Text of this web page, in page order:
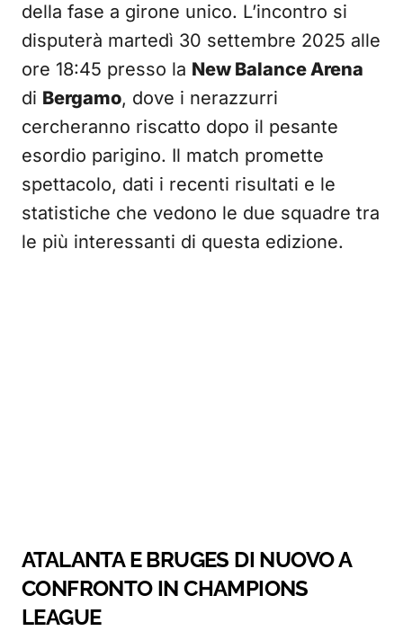
della fase a girone unico. L’incontro si
disputerà martedì 30 settembre 2025 alle
ore 18:45 presso la New Balance Arena
di Bergamo, dove i nerazzurri
cercheranno riscatto dopo il pesante
esordio parigino. Il match promette
spettacolo, dati i recenti risultati e le
statistiche che vedono le due squadre tra
le più interessanti di questa edizione.
ATALANTA E BRUGES DI NUOVO A
CONFRONTO IN CHAMPIONS
LEAGUE